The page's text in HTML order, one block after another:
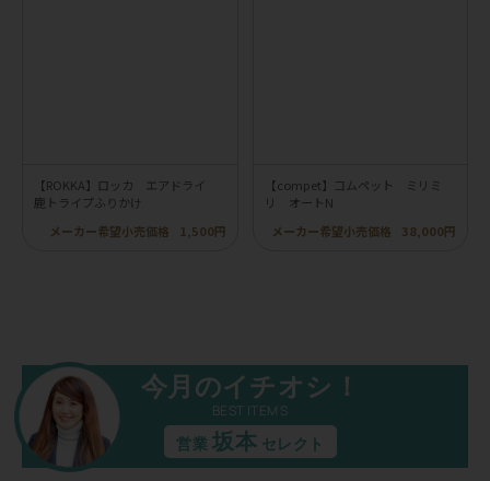
【ROKKA】ロッカ エアドライ
鹿トライプふりかけ
メーカー希望小売価格
1,500円
【compet】コムペット ミリミ
リ オートN
メーカー希望小売価格
38,000円
今月のイチオシ！
BEST ITEMS
営業 坂本 セレクト